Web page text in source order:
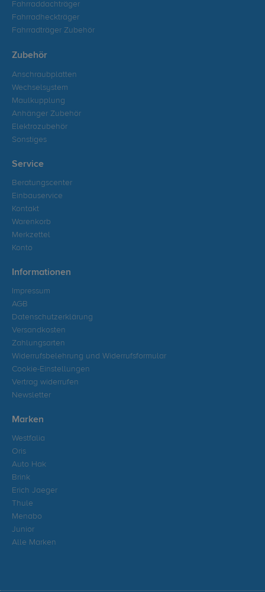
Fahrraddachträger
Fahrradheckträger
Fahrradträger Zubehör
Zubehör
Anschraubplatten
Wechselsystem
Maulkupplung
Anhänger Zubehör
Elektrozubehör
Sonstiges
Service
Beratungscenter
Einbauservice
Kontakt
Warenkorb
Merkzettel
Konto
Informationen
Impressum
AGB
Datenschutzerklärung
Versandkosten
Zahlungsarten
Widerrufsbelehrung und Widerrufsformular
Cookie-Einstellungen
Vertrag widerrufen
Newsletter
Marken
Westfalia
Oris
Auto Hak
Brink
Erich Jaeger
Thule
Menabo
Junior
Alle Marken